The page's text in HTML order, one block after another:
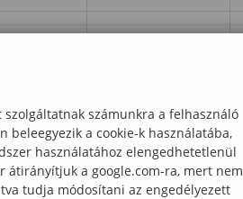
számunkra a felhasználó
a cookie-k használatába,
használatához elengedhetetlenül
átirányítjuk a google.com-ra, mert nem
tudja módosítani az engedélyezett